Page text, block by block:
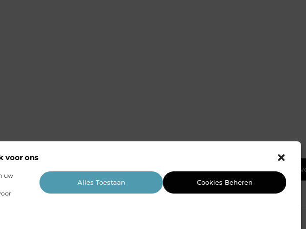
voor ons
uw
Alles Toestaan Cookies Beheren
Ga Naar